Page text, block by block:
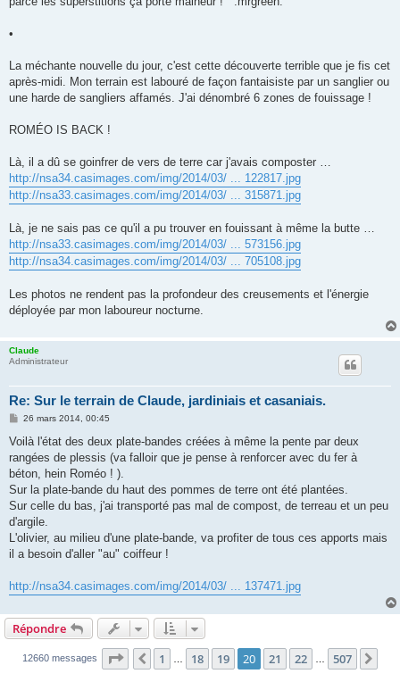
•
La méchante nouvelle du jour, c'est cette découverte terrible que je fis cet
après-midi. Mon terrain est labouré de façon fantaisiste par un sanglier ou
une harde de sangliers affamés. J'ai dénombré 6 zones de fouissage !
ROMÉO IS BACK !
Là, il a dû se goinfrer de vers de terre car j'avais composter …
http://nsa34.casimages.com/img/2014/03/ ... 122817.jpg
http://nsa33.casimages.com/img/2014/03/ ... 315871.jpg
Là, je ne sais pas ce qu'il a pu trouver en fouissant à même la butte …
http://nsa33.casimages.com/img/2014/03/ ... 573156.jpg
http://nsa34.casimages.com/img/2014/03/ ... 705108.jpg
Les photos ne rendent pas la profondeur des creusements et l'énergie
déployée par mon laboureur nocturne.
Claude
Administrateur
Re: Sur le terrain de Claude, jardiniais et casaniais.
M
s
a
g
26 mars 2014, 00:45
Voilà l'état des deux plate-bandes créées à même la pente par deux
rangées de plessis (va falloir que je pense à renforcer avec du fer à
béton, hein Roméo ! ).
Sur la plate-bande du haut des pommes de terre ont été plantées.
Sur celle du bas, j'ai transporté pas mal de compost, de terreau et un peu
d'argile.
L'olivier, au milieu d'une plate-bande, va profiter de tous ces apports mais
il a besoin d'aller "au" coiffeur !
http://nsa34.casimages.com/img/2014/03/ ... 137471.jpg
Répondre
12660 messages Page 20 sur 507
Précédente
1 18 19 20 21 22 507